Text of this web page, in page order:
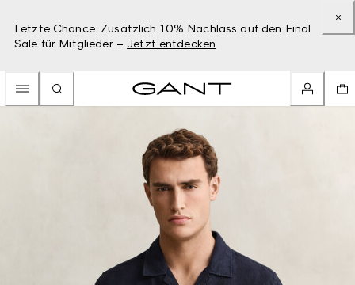
Letzte Chance: Zusätzlich 10% Nachlass auf den Final
Sale für Mitglieder – Jetzt entdecken